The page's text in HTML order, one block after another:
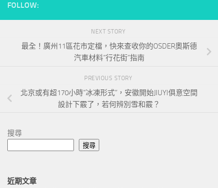
FOLLOW:
NEXT STORY
最全！廣州11區花市定檔，快來查收你的OSDER奧斯德
汽車材料“行花街”指南
PREVIOUS STORY
北京或有超170小時“冰凍形式”，安徽開始JIUYI俱意空間
設計下霰了，若何辨別雪和霰？
搜尋
搜尋
近期文章